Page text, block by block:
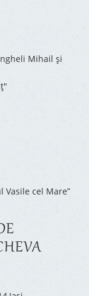
Mihail și
Vasile cel Mare”